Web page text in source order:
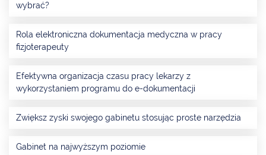
wybrać?
Rola elektroniczna dokumentacja medyczna w pracy
fizjoterapeuty
Efektywna organizacja czasu pracy lekarzy z
wykorzystaniem programu do e-dokumentacji
Zwiększ zyski swojego gabinetu stosując proste narzędzia
Gabinet na najwyższym poziomie